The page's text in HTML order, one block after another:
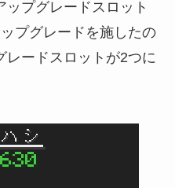
プグレードスロット
プグレードを施したの
レードスロットが2つに